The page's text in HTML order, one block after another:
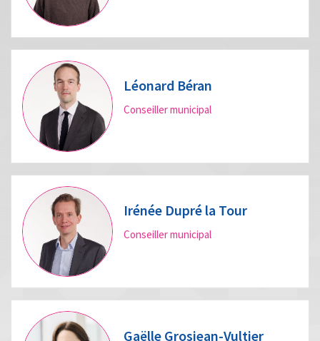
Léonard Béran
Conseiller municipal
Irénée Dupré la Tour
Conseiller municipal
Gaëlle Grosjean-Vultier